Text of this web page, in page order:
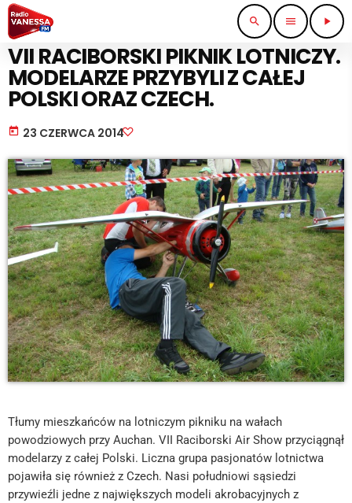
search menu play_arrow
IMPREZY I KONCERTY
VII RACIBORSKI PIKNIK LOTNICZY.
MODELARZE PRZYBYLI Z CAŁEJ
POLSKI ORAZ CZECH.
today 23 CZERWCA 2014
Tłumy mieszkańców na lotniczym pikniku na wałach
powodziowych przy Auchan. VII Raciborski Air Show przyciągnął
modelarzy z całej Polski. Liczna grupa pasjonatów lotnictwa
pojawiła się również z Czech. Nasi południowi sąsiedzi
przywieźli jedne z największych modeli akrobacyjnych z